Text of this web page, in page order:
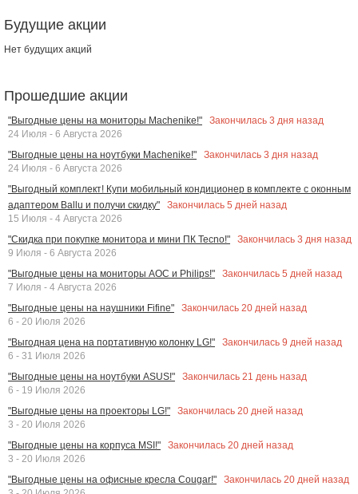
Будущие акции
Нет будущих акций
Прошедшие акции
"Выгодные цены на мониторы Machenike!" Закончилась 3 дня назад
24 Июля - 6 Августа 2026
"Выгодные цены на ноутбуки Machenike!"
Закончилась 3 дня назад
24 Июля - 6 Августа 2026
"Выгодный комплект! Купи мобильный кондиционер в комплекте с оконным
адаптером Ballu и получи скидку"
Закончилась 5 дней назад
15 Июля - 4 Августа 2026
"Скидка при покупке монитора и мини ПК Tecno!"
Закончилась 3 дня назад
9 Июля - 6 Августа 2026
"Выгодные цены на мониторы AOC и Philips!"
Закончилась 5 дней назад
7 Июля - 4 Августа 2026
"Выгодные цены на наушники Fifine"
Закончилась 20 дней назад
6 - 20 Июля 2026
"Выгодная цена на портативную колонку LG!"
Закончилась 9 дней назад
6 - 31 Июля 2026
"Выгодные цены на ноутбуки ASUS!"
Закончилась 21 день назад
6 - 19 Июля 2026
"Выгодные цены на проекторы LG!"
Закончилась 20 дней назад
3 - 20 Июля 2026
"Выгодные цены на корпуса MSI!"
Закончилась 20 дней назад
3 - 20 Июля 2026
"Выгодные цены на офисные кресла Cougar!"
Закончилась 20 дней назад